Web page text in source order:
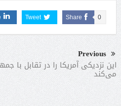
Share 0
Tweet
Previous
این نزدیکی آمریکا را در تقابل با
می‌کند